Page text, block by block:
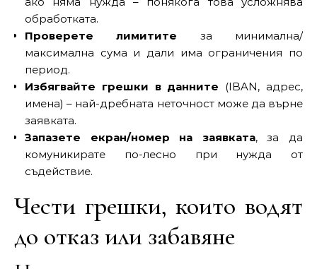
обработката.
Проверете лимитите за минимална/
максимална сума и дали има ограничения по
период.
Избягвайте грешки в данните (IBAN, адрес,
имена) – най-дребната неточност може да върне
заявката.
Запазете екран/номер на заявката, за да
комуникирате по-лесно при нужда от
съдействие.
Чести грешки, които водят
до отказ или забавяне